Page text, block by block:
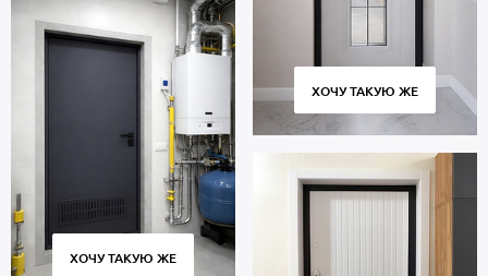
ХОЧУ ТАКУЮ ЖЕ
ХОЧУ ТАКУЮ ЖЕ